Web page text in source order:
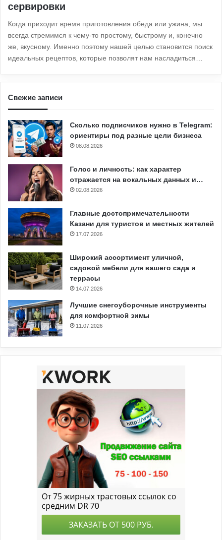
сервировки
Когда приходит время приготовления обеда или ужина, мы
всегда стремимся к чему-то простому, быстрому и, конечно
же, вкусному. Именно поэтому нашей целью становится поиск
идеальных рецептов, которые позволят нам насладиться…
Свежие записи
Сколько подписчиков нужно в Telegram:
ориентиры под разные цели бизнеса
08.08.2026
Голос и личность: как характер
отражается на вокальных данных и…
02.08.2026
Главные достопримечательности
Казани для туристов и местных жителей
17.07.2026
Широкий ассортимент уличной,
садовой мебели для вашего сада и
террасы
14.07.2026
Лучшие снегоуборочные инструменты
для комфортной зимы
11.07.2026